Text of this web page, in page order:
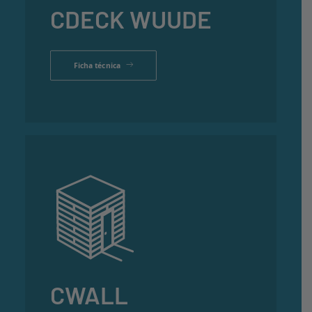
CDECK WUUDE
Ficha técnica
CWALL